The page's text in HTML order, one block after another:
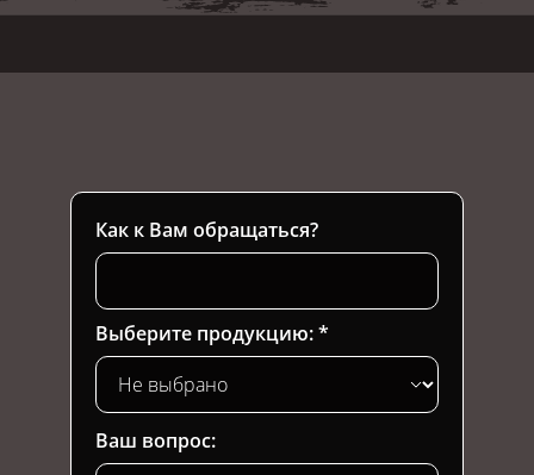
Как к Вам обращаться?
Выберите продукцию:
Ваш вопрос: